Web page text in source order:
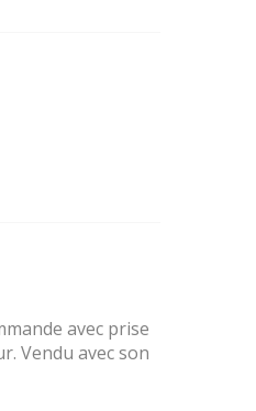
avec prise
Vendu avec son